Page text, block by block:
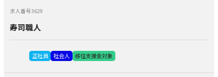
求人番号3629
寿司職人
正社員 社会人 移住支援金対象